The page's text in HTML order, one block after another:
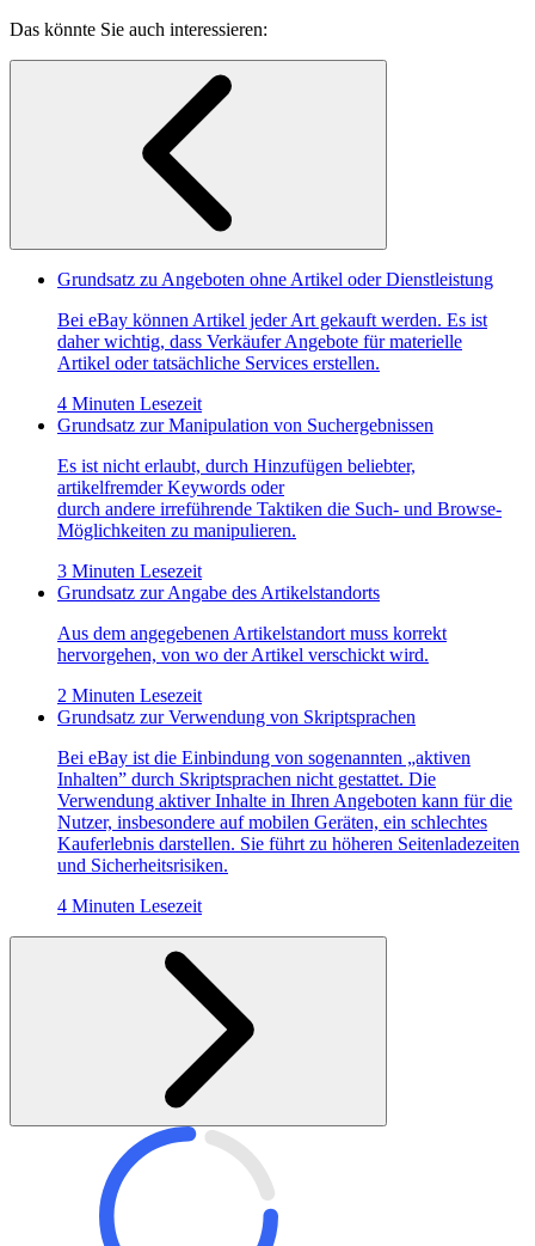
Das könnte Sie auch interessieren:
Grundsatz zu Angeboten ohne Artikel oder Dienstleistung
Bei eBay können Artikel jeder Art gekauft werden. Es ist
daher wichtig, dass Verkäufer Angebote für materielle
Artikel oder tatsächliche Services erstellen.
4 Minuten Lesezeit
Grundsatz zur Manipulation von Suchergebnissen
Es ist nicht erlaubt, durch Hinzufügen beliebter,
artikelfremder Keywords oder
durch andere irreführende Taktiken die Such- und Browse-
Möglichkeiten zu manipulieren.
3 Minuten Lesezeit
Grundsatz zur Angabe des Artikelstandorts
Aus dem angegebenen Artikelstandort muss korrekt
hervorgehen, von wo der Artikel verschickt wird.
2 Minuten Lesezeit
Grundsatz zur Verwendung von Skriptsprachen
Bei eBay ist die Einbindung von sogenannten „aktiven
Inhalten” durch Skriptsprachen nicht gestattet. Die
Verwendung aktiver Inhalte in Ihren Angeboten kann für die
Nutzer, insbesondere auf mobilen Geräten, ein schlechtes
Kauferlebnis darstellen. Sie führt zu höheren Seitenladezeiten
und Sicherheitsrisiken.
4 Minuten Lesezeit